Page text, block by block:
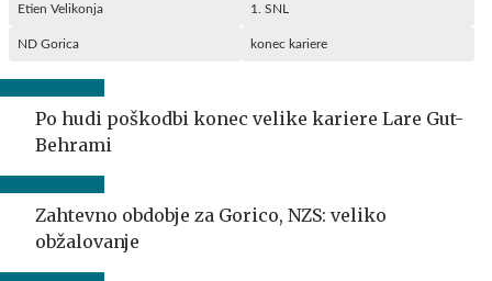
Etien Velikonja 1. SNL
ND Gorica konec kariere
Po hudi poškodbi konec velike kariere Lare Gut-
Behrami
Zahtevno obdobje za Gorico, NZS: veliko
obžalovanje